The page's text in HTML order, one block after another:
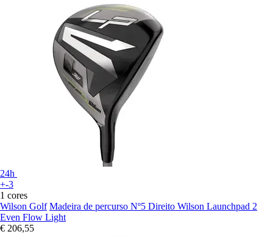
24h
+-3
1 cores
Wilson Golf Madeira de percurso Nº5 Direito Wilson Launchpad 2
Even Flow Light
€ 206,55